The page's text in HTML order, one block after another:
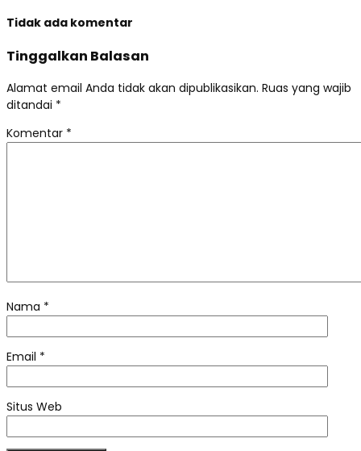
Tidak ada komentar
Tinggalkan Balasan
Alamat email Anda tidak akan dipublikasikan. Ruas yang wajib
ditandai *
Komentar *
Nama *
Email *
Situs Web